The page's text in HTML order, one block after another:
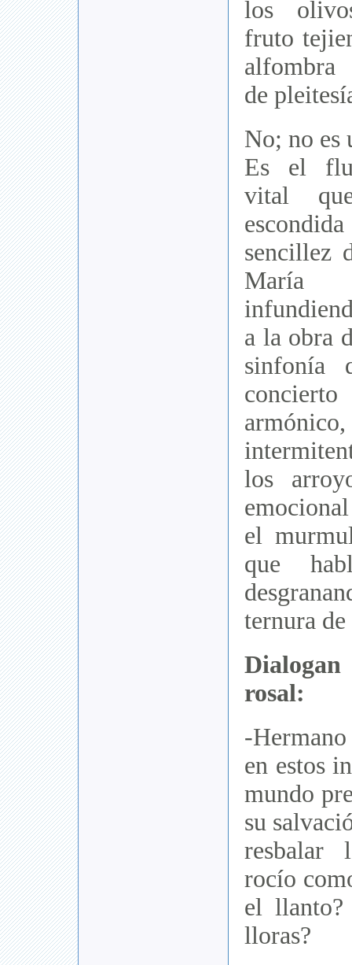
los
fruto
de
No; no es
Es el
vital
sencillez
María
a la obra
sinfonía
los
el
que
ternura de
rosal:
-
en estos
mundo
su
resbalar
rocío
el llanto?
lloras?